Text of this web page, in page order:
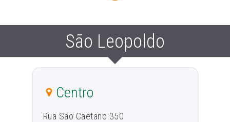
São Leopoldo
Centro
Rua São Caetano 350